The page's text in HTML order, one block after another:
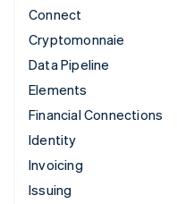
Connect
Cryptomonnaie
Data Pipeline
Elements
Financial Connections
Identity
Invoicing
Issuing